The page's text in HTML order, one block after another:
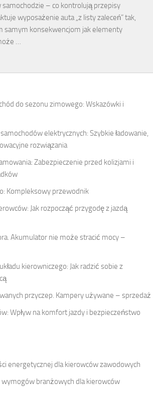
samochodzie – co kontrolują przepisy
wyposażenie auta „z listy zaleceń” tak,
samym konsekwencjom jak elementy
…
do sezonu zimowego: Wskazówki i
elektrycznych: Szybkie ładowanie,
rozwiązania
Zabezpieczenie przed kolizjami i
Kompleksowy przewodnik
Jak rozpocząć przygodę z jazdą
Akumulator nie może stracić mocy –
kierowniczego: Jak radzić sobie z
przyczep. Kampery używane – sprzedaż
Wpływ na komfort jazdy i bezpieczeństwo
energetycznej dla kierowców zawodowych
wymogów branżowych dla kierowców